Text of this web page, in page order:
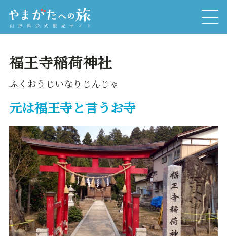
福王寺稲荷神社
ふくおうじいなりじんじゃ
元は福王寺と言うお寺